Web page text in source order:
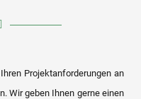
Projektanforderungen an
Wir geben Ihnen gerne einen